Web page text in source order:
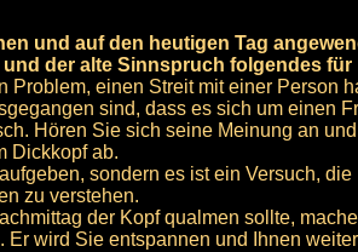
und auf den heutigen Tag
der alte Sinnspruch folgendes
Problem, einen Streit mit einer Person
sind, dass es sich um einen
Hören Sie sich seine Meinung an
Dickkopf ab.
sondern es ist ein Versuch, die
zu verstehen.
der Kopf qualmen sollte,
Er wird Sie entspannen und Ihnen